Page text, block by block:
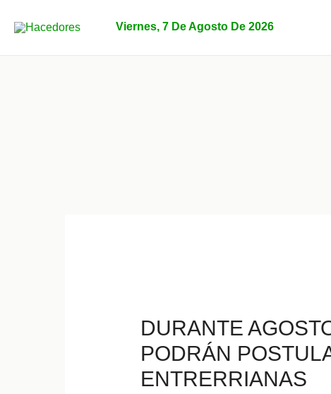
Viernes, 7 De Agosto De 2026
DURANTE
PODRÁN
ENTRERRIANAS